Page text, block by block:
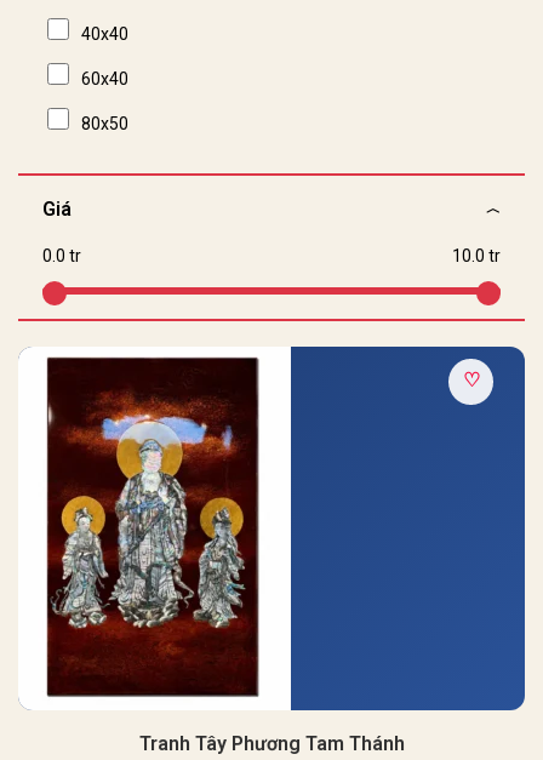
40x40
60x40
80x50
Giá
0.0 tr 10.0 tr
♡
Tranh Tây Phương Tam Thánh